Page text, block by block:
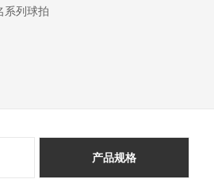
系列球拍
产品规格